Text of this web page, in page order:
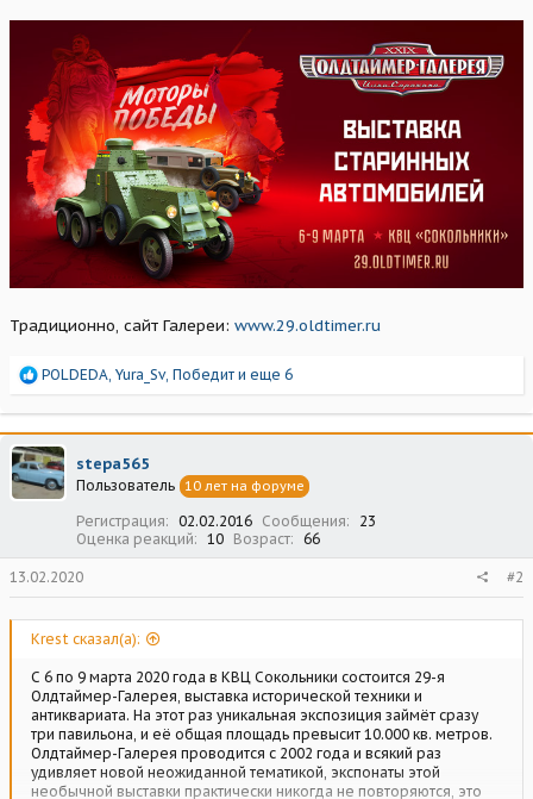
Традиционно, сайт Галереи: www.29.oldtimer.ru
Р
а
к
ц
и
и
POLDEDA, Yura_Sv, Победит и еще 6
stepa565
Пользователь 10 лет на форуме
Регистрация 02.02.2016 Сообщения
23
Оценка реакций
10 Возраст 66
13.02.2020 #2
Krest сказал(а):
С 6 по 9 марта 2020 года в КВЦ Сокольники состоится 29-я
Олдтаймер-Галерея, выставка исторической техники и
антиквариата. На этот раз уникальная экспозиция займёт сразу
три павильона, и её общая площадь превысит 10.000 кв. метров.
Олдтаймер-Галерея проводится с 2002 года и всякий раз
удивляет новой неожиданной тематикой, экспонаты этой
необычной выставки практически никогда не повторяются, это